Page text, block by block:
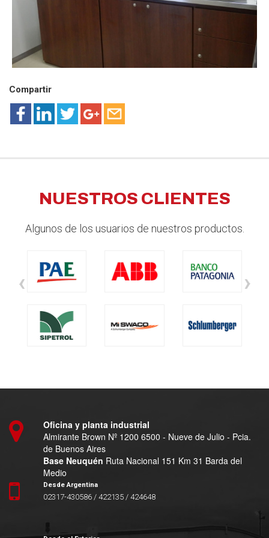
Compartir
NUESTROS CLIENTES
Algunos de los usuarios de nuestros productos.
‹ ›
Oficina y planta industrial
Almirante Brown Nº 1200 6500 - Nueve de Julio - Pcia.
de Buenos Aires
Base Neuquén Ruta Nacional 151 Km 31 Barda del
Medio
Desde Argentina
02317-430586 / 422135 / 424648